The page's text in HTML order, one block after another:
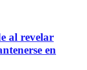
al revelar
en